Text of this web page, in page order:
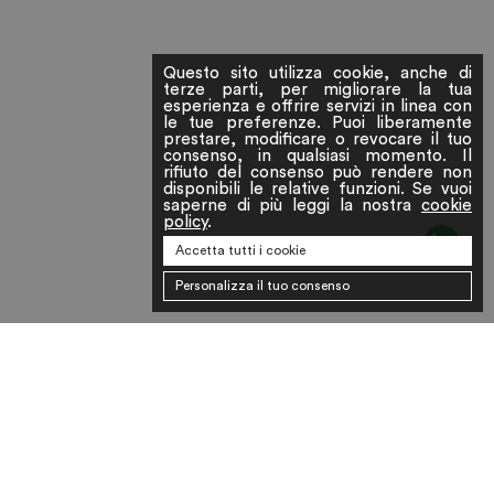
Questo sito utilizza cookie, anche di
terze parti, per migliorare la tua
esperienza e offrire servizi in linea con
le tue preferenze. Puoi liberamente
prestare, modificare o revocare il tuo
consenso, in qualsiasi momento. Il
rifiuto del consenso può rendere non
disponibili le relative funzioni. Se vuoi
saperne di più leggi la nostra cookie
policy.
Accetta tutti i cookie
Personalizza il tuo consenso